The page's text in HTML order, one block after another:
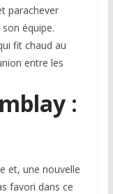
parachever
équipe.
fit chaud au
entre les
:
et, une nouvelle
favori dans ce